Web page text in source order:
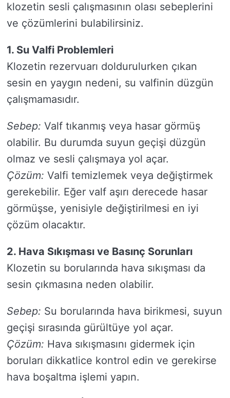
klozetin sesli çalışmasının olası sebeplerini
ve çözümlerini bulabilirsiniz.
1. Su Valfi Problemleri
Klozetin rezervuarı doldurulurken çıkan
sesin en yaygın nedeni, su valfinin düzgün
çalışmamasıdır.
Sebep: Valf tıkanmış veya hasar görmüş
olabilir. Bu durumda suyun geçişi düzgün
olmaz ve sesli çalışmaya yol açar.
Çözüm: Valfi temizlemek veya değiştirmek
gerekebilir. Eğer valf aşırı derecede hasar
görmüşse, yenisiyle değiştirilmesi en iyi
çözüm olacaktır.
2. Hava Sıkışması ve Basınç Sorunları
Klozetin su borularında hava sıkışması da
sesin çıkmasına neden olabilir.
Sebep: Su borularında hava birikmesi, suyun
geçişi sırasında gürültüye yol açar.
Çözüm: Hava sıkışmasını gidermek için
boruları dikkatlice kontrol edin ve gerekirse
hava boşaltma işlemi yapın.